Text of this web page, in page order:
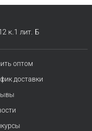
к.1 лит. Б
оптом
доставки